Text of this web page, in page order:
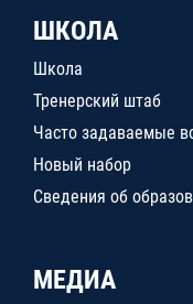
ШКОЛА
Школа
Тренерский штаб
Часто задаваемые
Новый набор
Сведения об
МЕДИА